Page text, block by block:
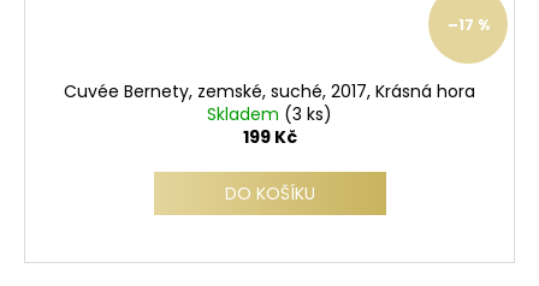
–17 %
Cuvée Bernety, zemské, suché, 2017, Krásná hora
Skladem (3 ks)
199 Kč
DO KOŠÍKU